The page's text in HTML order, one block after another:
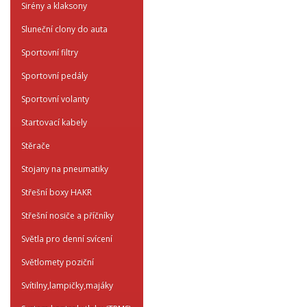
Sirény a klaksony
Sluneční clony do auta
Sportovní filtry
Sportovní pedály
Sportovní volanty
Startovací kabely
Stěrače
Stojany na pneumatiky
Střešní boxy HAKR
Střešní nosiče a příčníky
Světla pro denní svícení
Světlomety poziční
Svítilny,lampičky,majáky